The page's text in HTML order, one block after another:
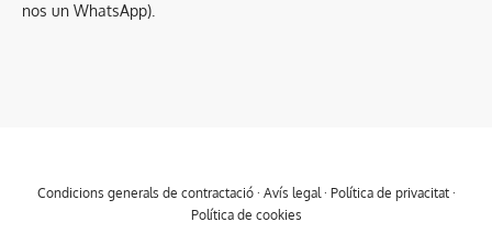
nos un WhatsApp).
Condicions generals de contractació· Avís legal· Política de privacitat·
Política de cookies